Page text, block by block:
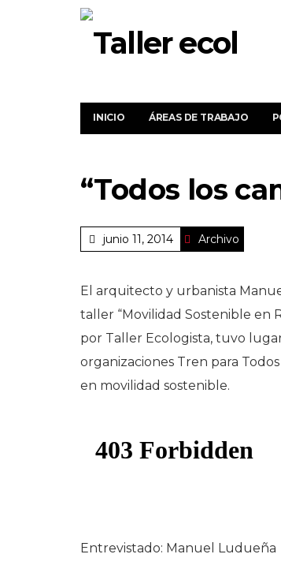
INICIO ÁREAS DE TRABAJO
“Todos los
junio 11, 2014 Archivo
El arquitecto y urbanista
taller “Movilidad Sostenible en
por Taller Ecologista, tuvo
organizaciones Tren para
en movilidad sostenible.
Entrevistado: Manuel Ludueña